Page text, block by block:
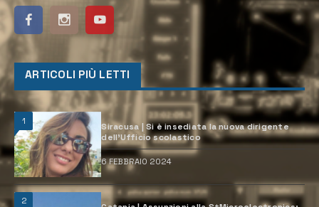
ARTICOLI PIÙ LETTI
1
Siracusa | Si è insediata la nuova dirigente
dell’Ufficio scolastico
6 FEBBRAIO 2024
2